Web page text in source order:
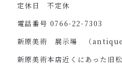
定休日 不定休
電話番号 0766-22-7303
新原美術 展示場 （
新原美術本店近くにあった旧